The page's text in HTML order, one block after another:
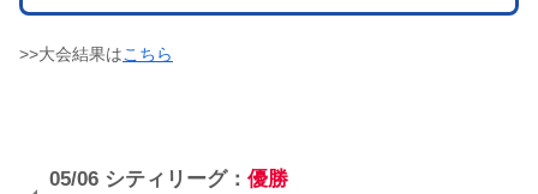
>>大会結果はこちら
05/06 シティリーグ： 優勝